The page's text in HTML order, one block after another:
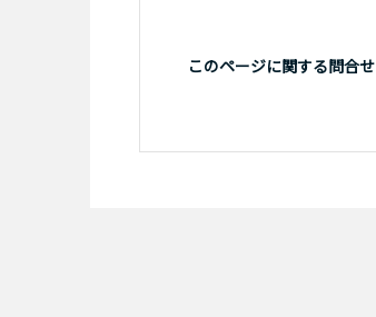
このページに関する問合せ